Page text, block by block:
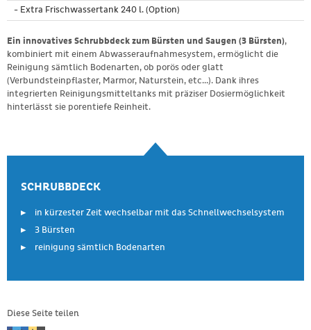
- Extra Frischwassertank 240 l. (Option)
Ein innovatives Schrubbdeck zum Bürsten und Saugen (3 Bürsten),
kombiniert mit einem Abwasseraufnahmesystem, ermöglicht die
Reinigung sämtlich Bodenarten, ob porös oder glatt
(Verbundsteinpflaster, Marmor, Naturstein, etc...). Dank ihres
integrierten Reinigungsmitteltanks mit präziser Dosiermöglichkeit
hinterlässt sie porentiefe Reinheit.
SCHRUBBDECK
in kürzester Zeit wechselbar mit das Schnellwechselsystem
3 Bürsten
reinigung sämtlich Bodenarten
Diese Seite teilen